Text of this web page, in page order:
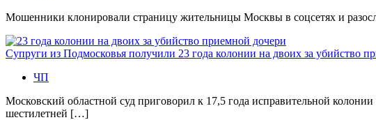
Мошенники клонировали страницу жительницы Москвы в соцсетях и
Супруги из Подмосковья получили 23 года колонии на двоих за убийство
ЧП
Московский областной суд приговорил к 17,5 года исправительной
шестилетней […]